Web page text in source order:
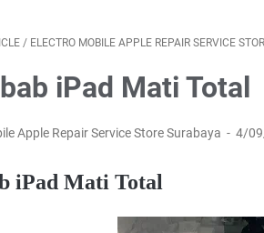
/ ELECTRO MOBILE APPLE REPAIR SERVICE
iPad Mati Total
Apple Repair Service Store Surabaya 4/
iPad Mati Total